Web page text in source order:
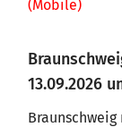
13.09.2026